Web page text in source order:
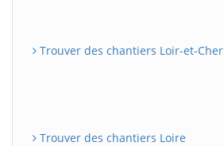
Trouver des chantiers Loir-et-Cher
Trouver des chantiers Loire